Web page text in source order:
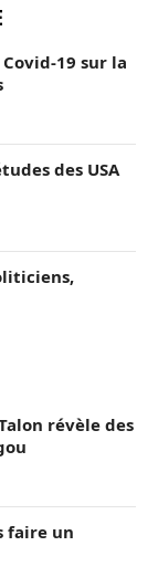
19 sur la
des USA
révèle des
faire un